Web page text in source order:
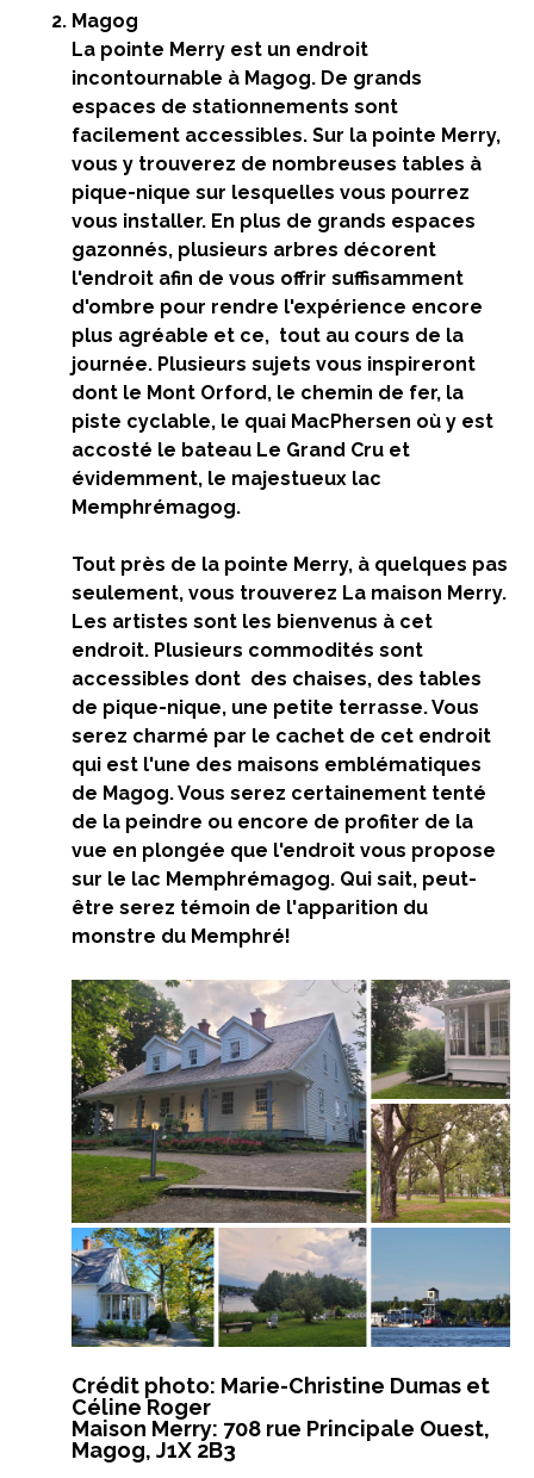
Magog
La pointe Merry est un endroit
incontournable à Magog. De grands
espaces de stationnements sont
facilement accessibles. Sur la pointe Merry,
vous y trouverez de nombreuses tables à
pique-nique sur lesquelles vous pourrez
vous installer. En plus de grands espaces
gazonnés, plusieurs arbres décorent
l'endroit afin de vous offrir suffisamment
d'ombre pour rendre l'expérience encore
plus agréable et ce, tout au cours de la
journée. Plusieurs sujets vous inspireront
dont le Mont Orford, le chemin de fer, la
piste cyclable, le quai MacPhersen où y est
accosté le bateau Le Grand Cru et
évidemment, le majestueux lac
Memphrémagog.
Tout près de la pointe Merry, à quelques pas
seulement, vous trouverez La maison Merry.
Les artistes sont les bienvenus à cet
endroit. Plusieurs commodités sont
accessibles dont des chaises, des tables
de pique-nique, une petite terrasse. Vous
serez charmé par le cachet de cet endroit
qui est l'une des maisons emblématiques
de Magog. Vous serez certainement tenté
de la peindre ou encore de profiter de la
vue en plongée que l'endroit vous propose
sur le lac Memphrémagog. Qui sait, peut-
être serez témoin de l'apparition du
monstre du Memphré!
Crédit photo: Marie-Christine Dumas et
Céline Roger
Maison Merry: 708 rue Principale Ouest,
Magog, J1X 2B3